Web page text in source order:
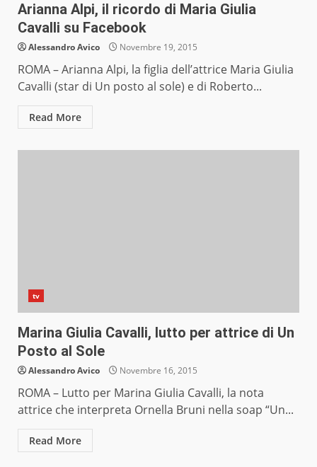
Arianna Alpi, il ricordo di Maria Giulia
Cavalli su Facebook
Alessandro Avico Novembre 19, 2015
ROMA – Arianna Alpi, la figlia dell’attrice Maria Giulia
Cavalli (star di Un posto al sole) e di Roberto...
Read More
tv
Marina Giulia Cavalli, lutto per attrice di Un
Posto al Sole
Alessandro Avico Novembre 16, 2015
ROMA – Lutto per Marina Giulia Cavalli, la nota
attrice che interpreta Ornella Bruni nella soap “Un...
Read More